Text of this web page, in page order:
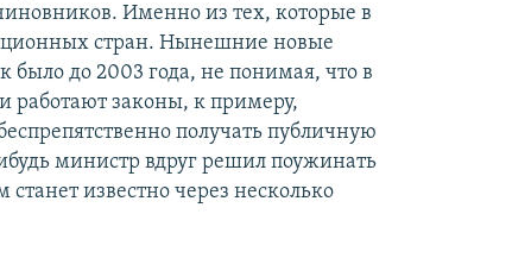
Именно из тех, которые в
стран. Нынешние новые
было до 2003 года, не понимая, что в
работают законы, к примеру,
получать публичную
министр вдруг решил поужинать
станет известно через несколько